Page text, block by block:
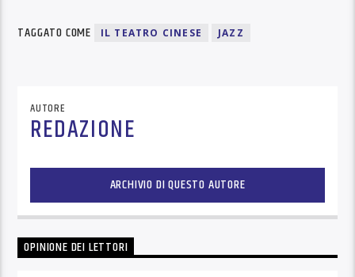
TAGGATO COME IL TEATRO CINESE JAZZ
AUTORE
REDAZIONE
ARCHIVIO DI QUESTO AUTORE
OPINIONE DEI LETTORI